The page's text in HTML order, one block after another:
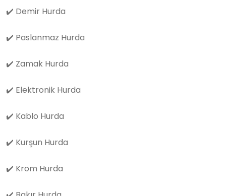
✔️ Demir Hurda
✔️ Paslanmaz Hurda
✔️ Zamak Hurda
✔️ Elektronik Hurda
✔️ Kablo Hurda
✔️ Kurşun Hurda
✔️ Krom Hurda